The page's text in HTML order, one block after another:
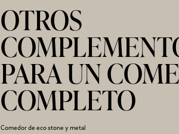
OTROS
PARA UN
COMPLETO
Comedor de eco stone y metal